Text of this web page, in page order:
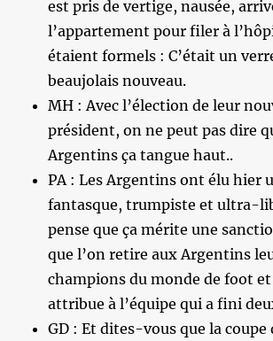
est pris de vertige, nausée,
l’appartement pour filer à
étaient formels : C’était un
beaujolais nouveau.
MH : Avec l’élection de leur
président, on ne peut pas dire
Argentins ça tangue haut..
PA : Les Argentins ont élu hier
fantasque, trumpiste et ultra-
pense que ça mérite une
que l’on retire aux Argentins
champions du monde de foot et
attribue à l’équipe qui a fini
GD : Et dites-vous que la coupe